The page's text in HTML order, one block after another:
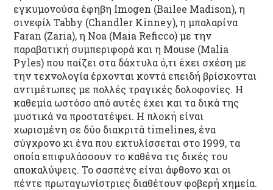
εγκυμονούσα έφηβη Imogen (Bailee Madison), η
σινεφίλ Tabby (Chandler Kinney), η μπαλαρίνα
Faran (Zaria), η Noa (Maia Reficco) με την
παραβατική συμπεριφορά και η Mouse (Malia
Pyles) που παίζει στα δάχτυλα ό,τι έχει σχέση με
την τεχνολογία έρχονται κοντά επειδή βρίσκονται
αντιμέτωπες με πολλές τραγικές δολοφονίες. Η
καθεμία ωστόσο από αυτές έχει και τα δικά της
μυστικά να προστατέψει. Η πλοκή είναι
χωρισμένη σε δύο διακριτά timelines, ένα
σύγχρονο κι ένα που εκτυλίσσεται στο 1999, τα
οποία επιφυλάσσουν το καθένα τις δικές του
αποκαλύψεις. Το σασπένς είναι άφθονο και οι
πέντε πρωταγωνίστριες διαθέτουν φοβερή χημεία.